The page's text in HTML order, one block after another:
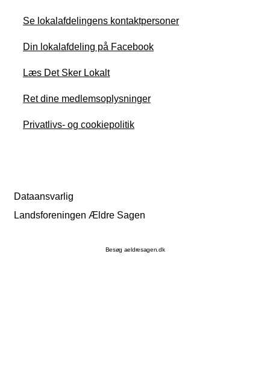
Se lokalafdelingens kontaktpersoner
Din lokalafdeling på Facebook
Læs Det Sker Lokalt
Ret dine medlemsoplysninger
Privatlivs- og cookiepolitik
Dataansvarlig
Landsforeningen Ældre Sagen
Besøg aeldresagen.dk